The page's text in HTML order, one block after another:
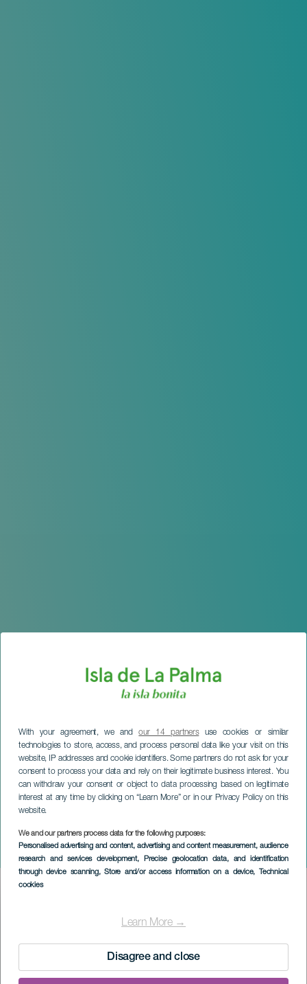
With your agreement, we andour 14 partnersuse cookies or similar
technologies to store, access, and process personal data like your visit on this
website, IP addresses and cookie identifiers. Some partners do not ask for your
consent to process your data and rely on their legitimate business interest. You
can withdraw your consent or object to data processing based on legitimate
interest at any time by clicking on “Learn More” or in our Privacy Policy on this
website.
We and our partners process data for the following purposes:
Personalised advertising and content, advertising and content measurement, audience
research and services development, Precise geolocation data, and identification
through device scanning, Store and/or access information on a device, Technical
cookies
Learn More →
Disagree and close
Corpus Christi Villa de Mazo
LA PALMA
Imagen